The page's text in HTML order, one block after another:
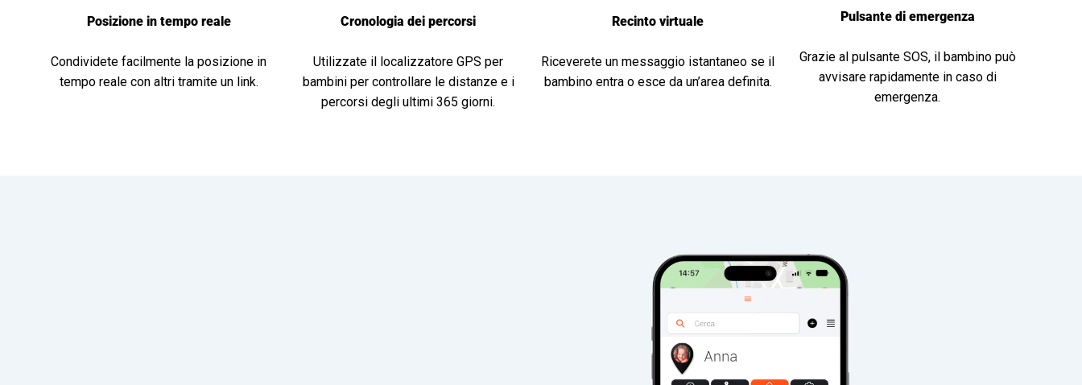
Posizione in tempo reale
Condividete facilmente la posizione in
tempo reale con altri tramite un link.
Cronologia dei percorsi
Utilizzate il localizzatore GPS per
bambini per controllare le distanze e i
percorsi degli ultimi 365 giorni.
Recinto virtuale
Riceverete un messaggio istantaneo se il
bambino entra o esce da un’area definita.
Pulsante di emergenza
Grazie al pulsante SOS, il bambino può
avvisare rapidamente in caso di
emergenza.